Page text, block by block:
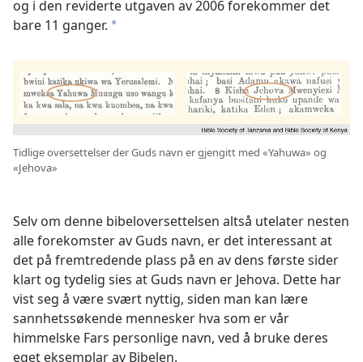
og i den reviderte utgaven av 2006 forekommer det
bare 11 ganger. *
Tidlige oversettelser der Guds navn er gjengitt med «Yahuwa» og
«Jehova»
Selv om denne bibeloversettelsen altså utelater nesten
alle forekomster av Guds navn, er det interessant at
det på fremtredende plass på en av dens første sider
klart og tydelig sies at Guds navn er Jehova. Dette har
vist seg å være svært nyttig, siden man kan lære
sannhetssøkende mennesker hva som er vår
himmelske Fars personlige navn, ved å bruke deres
eget eksemplar av Bibelen.